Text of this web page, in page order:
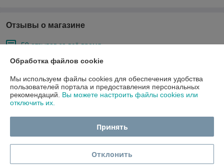
Отзывы о магазине
59 отзывов за всё время
Покупатель
Отлично
Сделка подтверждена через корзину
Обработка файлов cookie
Мы используем файлы cookies для обеспечения удобства
пользователей портала и предоставления персональных
рекомендаций. Вы можете настроить файлы cookies или
отключить их.
Принять
Отклонить